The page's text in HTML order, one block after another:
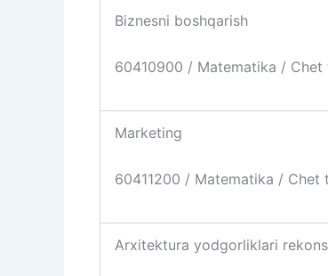
Biznesni boshqarish
60410900 / Matematika / Chet
Marketing
60411200 / Matematika / Chet
Arxitektura yodgorliklari